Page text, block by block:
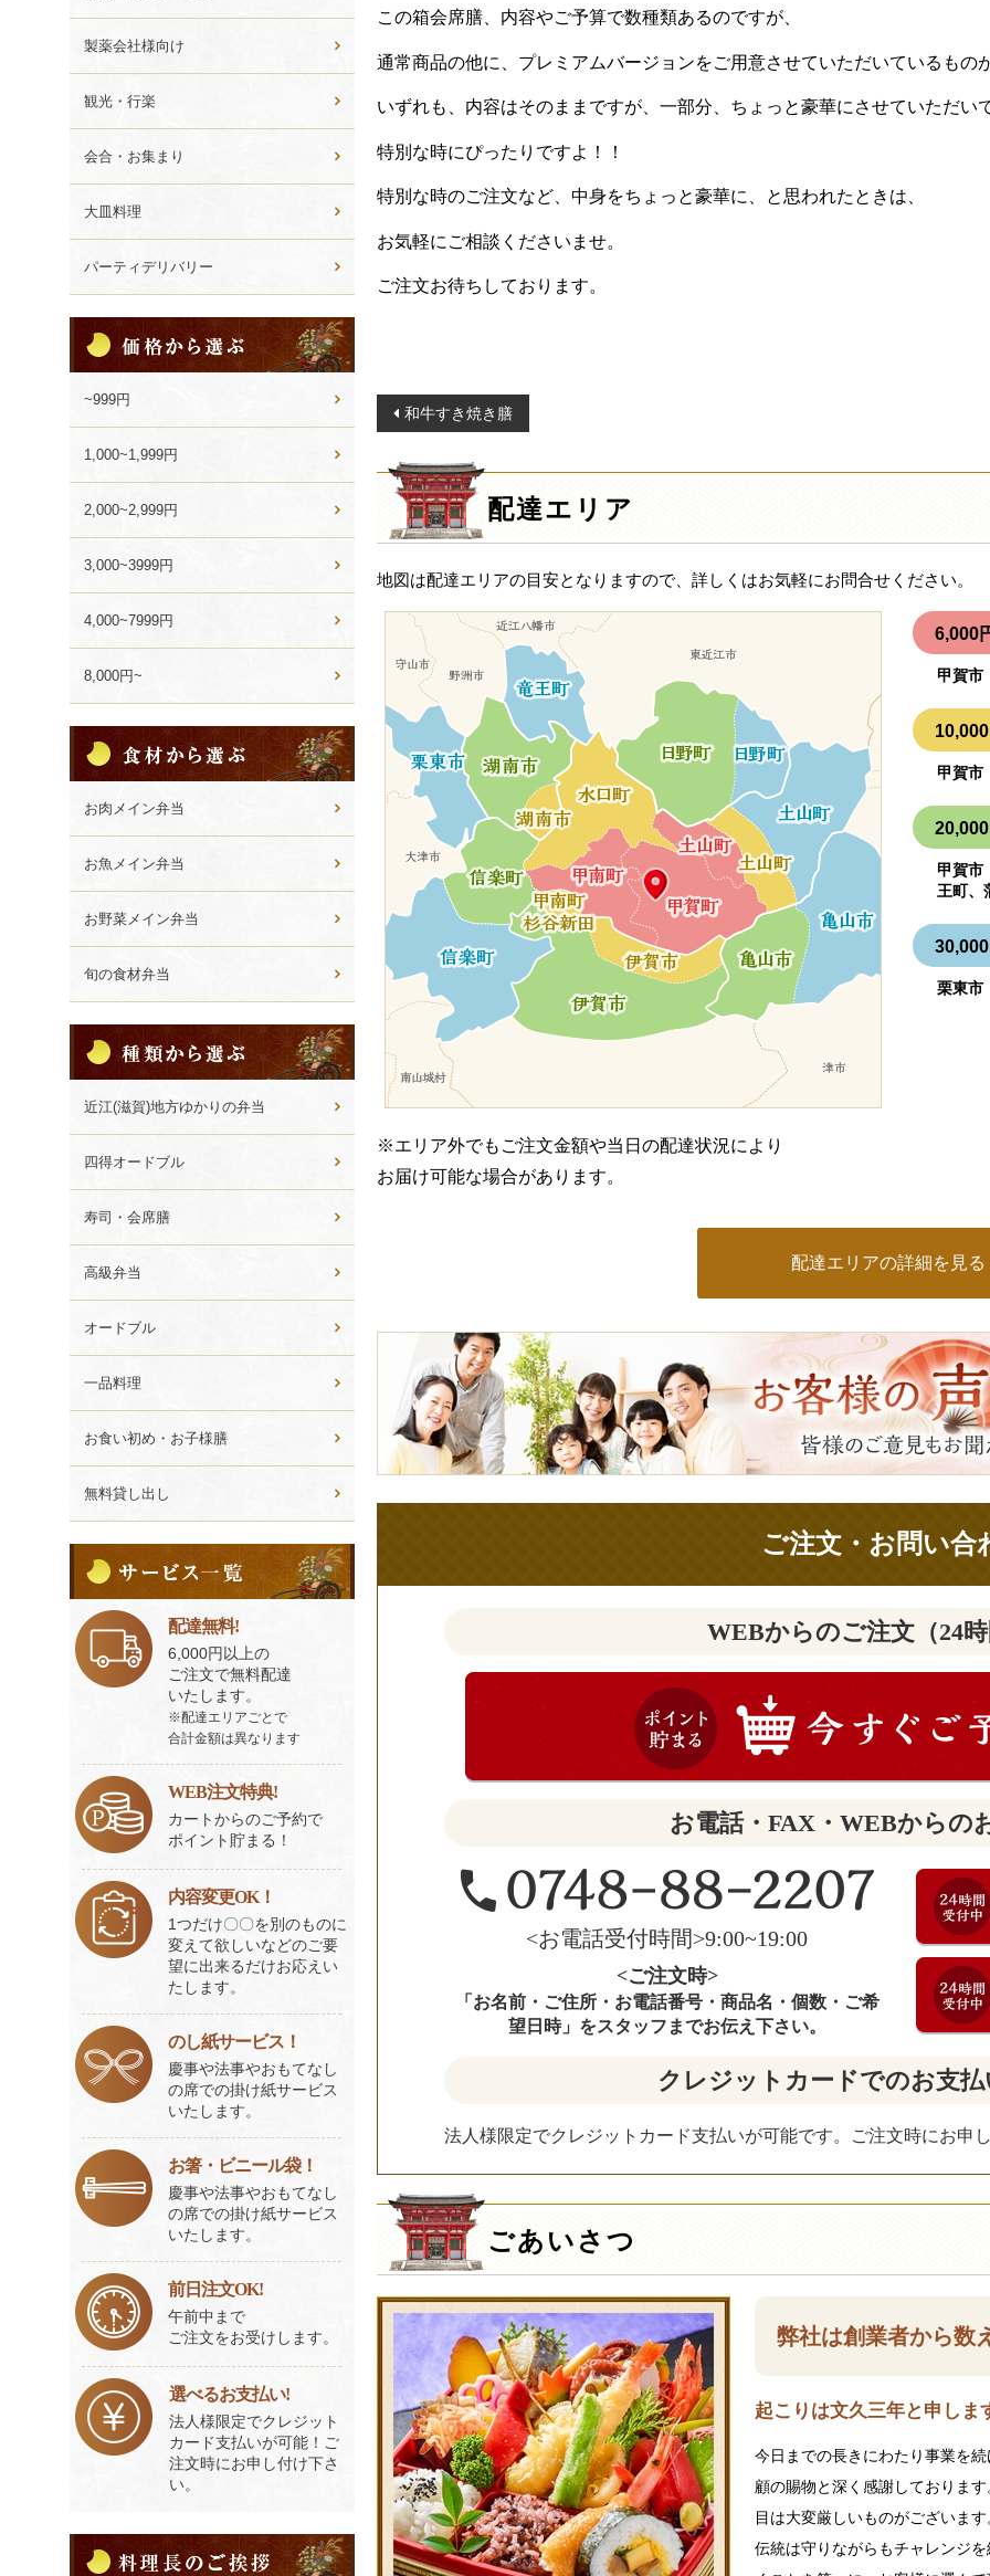
この箱会席膳、内容やご予算で数種類あるのですが、
通常商品の他に、プレミアムバージョンをご用意させていただいているもの
いずれも、内容はそのままですが、一部分、ちょっと豪華にさせていただい
特別な時にぴったりですよ！！
特別な時のご注文など、中身をちょっと豪華に、と思われたときは、
お気軽にご相談くださいませ。
ご注文お待ちしております。
投
稿
ナ
ビ
ゲ
シ
ン
和牛すき焼き膳
配達エリア
地図は配達エリアの目安となりますので、詳しくはお気軽にお問合せください。
※エリア外でもご注文金額や当日の配達状況により
お届け可能な場合があります。
6,000
甲賀市
甲賀市
甲賀市
王町、
栗東市
配達エリアの詳細を見る
ご
意
見
も
か
ご注文・お問い合
WEBからのご注文（24
お電話・FAX・WEBからの
<お電話受付時間>9:00~19:00
<ご注文時>
「お名前・ご住所・お電話番号・商品名・個数・ご希
望日時」をスタッフまでお伝え下さい。
クレジットカードでのお支
法人様限定でクレジットカード支払いが可能です。ご注文時にお申
ごあいさつ
弊社は創業者から数
起こりは文久三年と申しま
今日までの長きにわたり事業を
顧の賜物と深く感謝しておりま
目は大変厳しいものがございま
伝統は守りながらもチャレンジ
製薬会社様向け
観光・行楽
会合・お集まり
大皿料理
パーティデリバリー
格
か
ら
選
ぶ
~999円
1,000~1,999円
2,000~2,999円
3,000~3999円
4,000~7999円
8,000円~
材
か
ら
選
ぶ
お肉メイン弁当
お魚メイン弁当
お野菜メイン弁当
旬の食材弁当
類
か
ら
選
ぶ
近江(滋賀)地方ゆかりの弁当
四得オードブル
寿司・会席膳
高級弁当
オードブル
一品料理
お食い初め・お子様膳
無料貸し出し
ー
ビ
ス
一
覧
配達無料!
6,000円以上の
ご注文で無料配達
いたします。
※配達エリアごとで
合計金額は異なります
WEB注文特典!
カートからのご予約で
ポイント貯まる！
内容変更OK！
1つだけ〇〇を別のものに
変えて欲しいなどのご要
望に出来るだけお応えい
たします。
のし紙サービス！
慶事や法事やおもてなし
の席での掛け紙サービス
いたします。
お箸・ビニール袋！
慶事や法事やおもてなし
の席での掛け紙サービス
いたします。
前日注文OK!
午前中まで
ご注文をお受けします。
選べるお支払い!
法人様限定でクレジット
カード支払いが可能！ご
注文時にお申し付け下さ
い。
理